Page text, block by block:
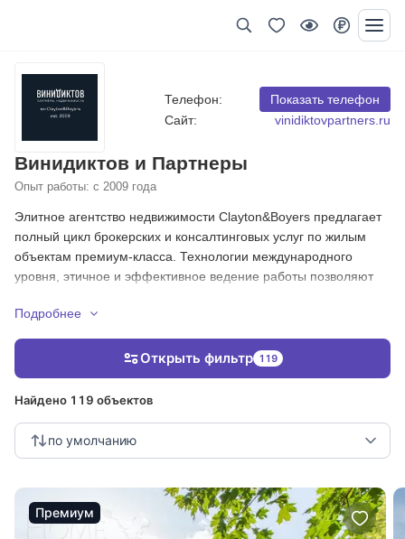
Телефон:
Показать телефон
Сайт:
vinidiktovpartners.ru
Винидиктов и Партнеры
Опыт работы: с 2009 года
Элитное агентство недвижимости Clayton&Boyers предлагает
полный цикл брокерских и консалтинговых услуг по жилым
объектам премиум-класса. Технологии международного
уровня, этичное и эффективное ведение работы позволяют
сотрудничество и максимальный доход от вложений.
Недвижимость в жилых комплексах премиум-класса.
Специалисты Clayton&Boyers помогут купить квартиру или
апартаменты в элитных новостройках и жилых комплексах
Москвы, а также предоставят:
подбор наиболее перспективных вариантов для инвестиций;
оценку жилых объектов;
представительские услуги от подбора апартаментов до
заключения сделки.
Подробнее
Найдено 119 объектов
по умолчанию
Открыть фильтр 119
Премиум